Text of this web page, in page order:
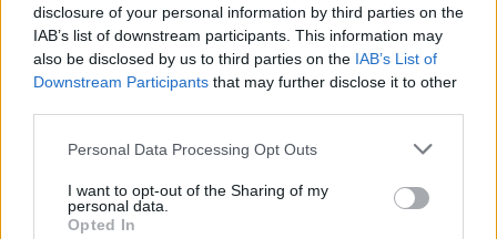
disclosure of your personal information by third parties on the
IAB’s list of downstream participants. This information may
also be disclosed by us to third parties on the IAB’s List of
Downstream Participants that may further disclose it to other
Personal Data Processing Opt Outs
I want to opt-out of the Sharing of my
personal data.
Opted In